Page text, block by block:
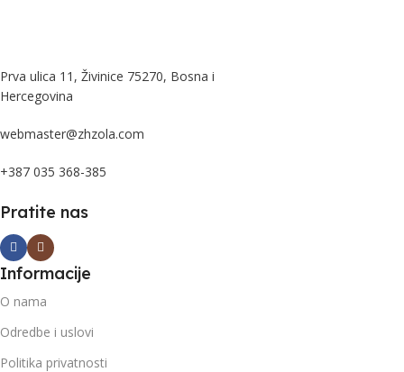
Prva ulica 11, Živinice 75270, Bosna i
Hercegovina
webmaster@zhzola.com
+387 035 368-385
Pratite nas
Informacije
O nama
Odredbe i uslovi
Politika privatnosti